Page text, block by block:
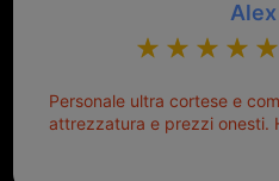
Alex
Personale ultra cortese e
attrezzatura e prezzi onesti.